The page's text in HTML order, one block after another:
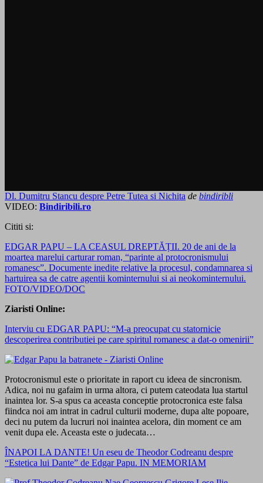
Dl. Dumitru Stancu despre Petre Tutea si Nichita de bindiribli
VIDEO: Bindiribili.ro
Cititi si:
EDGAR PAPU – LA CEASUL DREPTĂȚII. 20 de ani de la
moartea marelui carturar roman, “parinte al protocronismului
romanesc”. Documente inedite relative la procesul, condamnarea si
hartuirea sa de catre agentii kominternului si ai neokominternului.
FOTO/VIDEO/DOC
Ziaristi Online:
Interviu cu EDGAR PAPU: “M-a preocupat cu statornicie
descoperirea contributiei pe care spiritul romanesc a dat-o omenirii”
Protocronismul este o prioritate in raport cu ideea de sincronism.
Adica, noi nu gafaim in urma altora, ci putem cateodata lua startul
inaintea lor. S-a spus ca aceasta conceptie protocronica este falsa
fiindca noi am intrat in cadrul culturii moderne, dupa alte popoare,
deci nu putem da lucruri noi inaintea acelora, din moment ce am
venit dupa ele. Aceasta este o judecata…
ÎNAPOI LA DANTE! Un eseu de Theodor Codreanu despre
“Estetica lui Dante” de Edgar Papu. IN MEMORIAM